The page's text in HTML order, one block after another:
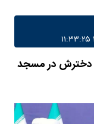
دخترش در مسجد